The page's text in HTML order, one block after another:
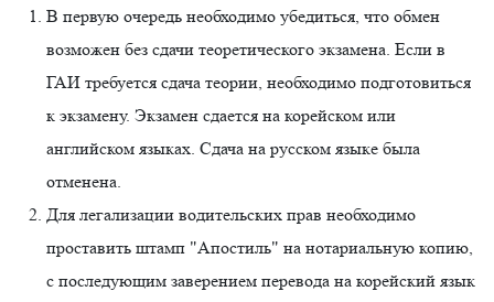
В первую очередь необходимо убедиться, что обмен
возможен без сдачи теоретического экзамена. Если в
ГАИ требуется сдача теории, необходимо подготовиться
к экзамену. Экзамен сдается на корейском или
английском языках. Сдача на русском языке была
отменена.
Для легализации водительских прав необходимо
проставить штамп "Апостиль" на нотариальную копию,
с последующим заверением перевода на корейский язык